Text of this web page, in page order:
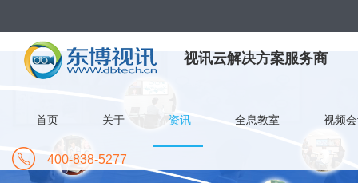
视讯云解决方案服务商
首页 关于 资讯 全息教室 视频
400-838-5277